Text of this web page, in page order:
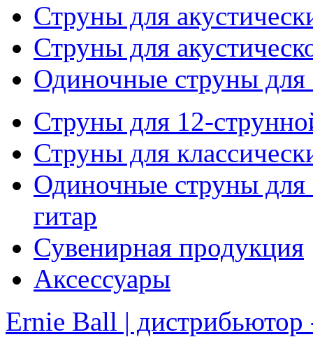
Струны для
Струны для
Одиночные струны для
Струны для 12-
Струны для
Одиночные струны для
гитар
Сувенирная продукция
Аксессуары
Ernie Ball | дистрибьютор